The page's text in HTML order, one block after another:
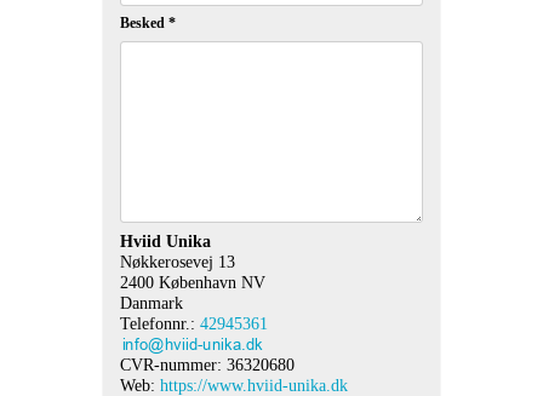
Besked *
Hviid Unika
Nøkkerosevej 13
2400 København NV
Danmark
Telefonnr.: 42945361
CVR-nummer: 36320680
Web: https://www.hviid-unika.dk